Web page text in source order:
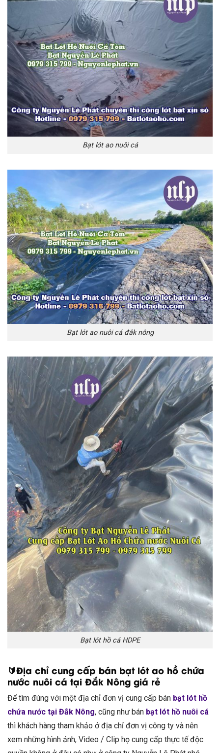
Bạt lót ao nuôi cá
Bạt lót ao nuôi cá đắk nông
Bạt lót hồ cá HDPE
🔰Địa chỉ cung cấp bán bạt lót ao hồ chứa
nước nuôi cá tại Đắk Nông giá rẻ
Để tìm đúng với một địa chỉ đơn vị cung cấp bán bạt lót hồ
chứa nước tại Đắk Nông, cũng như bán bạt lót hồ nuôi cá
thì khách hàng tham khảo ở địa chỉ đơn vị công ty và nên
xem những hình ảnh, Video / Clip họ cung cấp thực tế độc